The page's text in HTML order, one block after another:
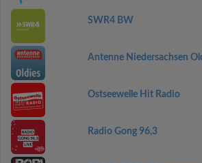
SWR4 BW
Antenne Niedersachsen
Ostseewelle Hit Radio
Radio Gong 96,3